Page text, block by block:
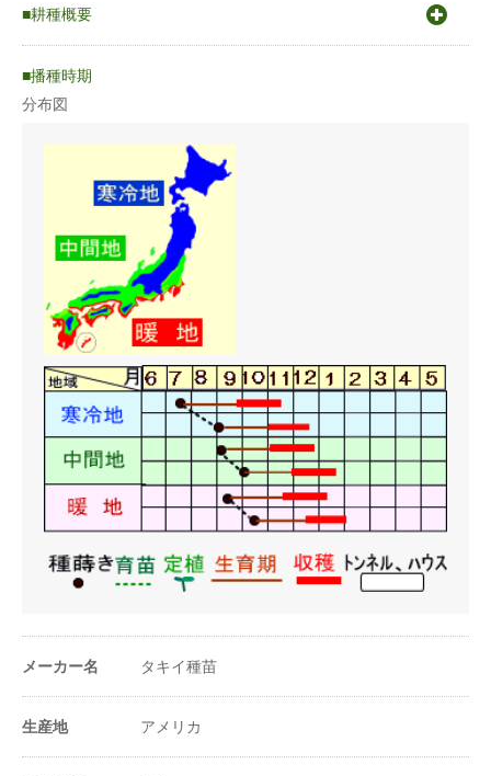
〇発芽適温15〜30℃
〇冷涼な気候を好み主に秋作栽培。
〇気温が低くトウ立ちの危険が高い冬〜早春と、晩春から夏の高
温時には特に品種の選定に気を配ること。
耕種概要
蒔き方
120cm
2条
株間（cm） 20〜30cm
1a当たり株数 550〜850株
1m²当たり株数 5.5〜8.5株
1a当たり播種量 40〜60ml
1m²当たり播種量 0.4〜0.6ml
1a当たり播種量
1400〜3000粒
1m²当たり播種量
（粒数）
-
播種時期
分布図
メーカー名 タキイ種苗
生産地 アメリカ